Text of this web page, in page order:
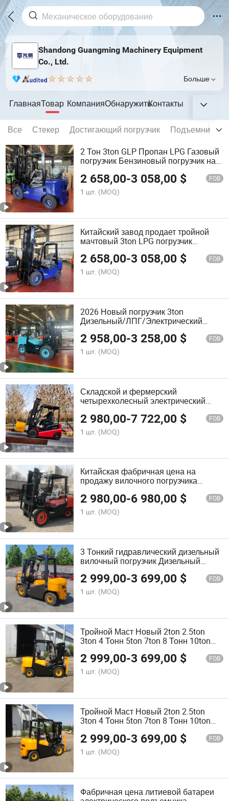
Shandong Guangming Machinery Equipment
Co., Ltd.
Больше
ГлавнаяТовар КомпанияОбнаружитьКонтакты
Все Стекер Достигающий погрузчик
Подъемник-
2 Тон 3ton GLP Пропан LPG Газовый
погрузчик Бензиновый погрузчик на
2 658,00-3 058,00 $ FOB
1 шт. (MOQ)
Китайский завод продает тройной
мачтовый 3ton LPG погрузчик
индивидуальный погрузчик
2 658,00-3 058,00 $ FOB
1 шт. (MOQ)
2026 Новый погрузчик 3ton
Дизельный/ЛПГ/Электрический
погрузчик с японским двигателем
2.5ton Погрузчик Мицубиси 3 Тонный
погрузчик
2 958,00-3 258,00 $ FOB
1 шт. (MOQ)
Складской и фермерский
четырехколесный электрический
2 980,00-7 722,00 $ FOB
1 шт. (MOQ)
Китайская фабричная цена на
продажу вилочного погрузчика
2 980,00-6 980,00 $ FOB
1 шт. (MOQ)
3 Тонкий гидравлический дизельный
вилочный погрузчик Дизельный
вилочный погрузчик Подъемное
оборудование 4m4.5m Высота
подъема Оборудование для
обработки материалов Машины с
2 999,00-3 699,00 $ FOB
1 шт. (MOQ)
Тройной Маст Новый 2ton 2.5ton
3ton 4 Тонн 5ton 7ton 8 Тонн 10ton
Вилочный Подъемник Дизельный
Вилочный Подъемник Сторонний
Сдвигатель CPC30
2 999,00-3 699,00 $ FOB
1 шт. (MOQ)
Тройной Маст Новый 2ton 2.5ton
3ton 4 Тонн 5ton 7ton 8 Тонн 10ton
Вилочный Погрузчик Сторонний
Сдвигатель
2 999,00-3 699,00 $ FOB
1 шт. (MOQ)
Фабричная цена литиевой батареи